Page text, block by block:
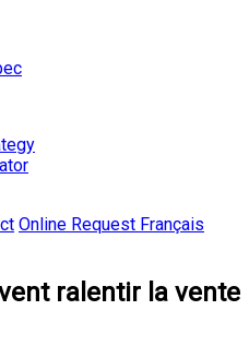
Online Request Français
ralentir la vente